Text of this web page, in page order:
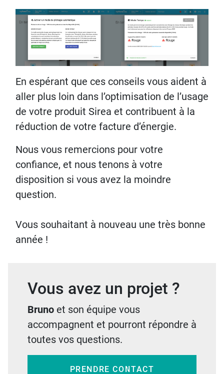
En espérant que ces conseils vous aident à
aller plus loin dans l’optimisation de l’usage
de votre produit Sirea et contribuent à la
réduction de votre facture d’énergie.
Nous vous remercions pour votre
confiance, et nous tenons à votre
disposition si vous avez la moindre
question.
Vous souhaitant à nouveau une très bonne
année !
Vous avez un projet ?
Bruno et son équipe vous
accompagnent et pourront répondre à
toutes vos questions.
PRENDRE CONTACT